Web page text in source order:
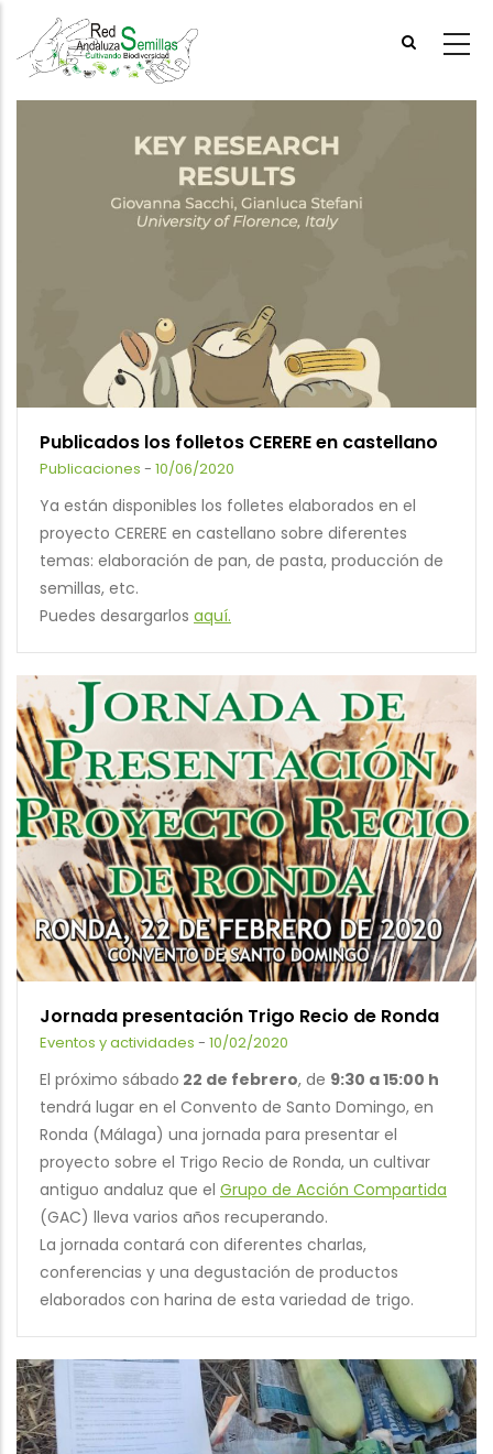
main
content
Publicados los folletos CERERE en castellano
Publicaciones - 10/06/2020
Ya están disponibles los folletes elaborados en el
proyecto CERERE en castellano sobre diferentes
temas: elaboración de pan, de pasta, producción de
semillas, etc.
Puedes desargarlos aquí.
Jornada presentación Trigo Recio de Ronda
Eventos y actividades - 10/02/2020
El próximo sábado 22 de febrero, de 9:30 a 15:00 h
tendrá lugar en el Convento de Santo Domingo, en
Ronda (Málaga) una jornada para presentar el
proyecto sobre el Trigo Recio de Ronda, un cultivar
antiguo andaluz que el Grupo de Acción Compartida
(GAC) lleva varios años recuperando.
La jornada contará con diferentes charlas,
conferencias y una degustación de productos
elaborados con harina de esta variedad de trigo.